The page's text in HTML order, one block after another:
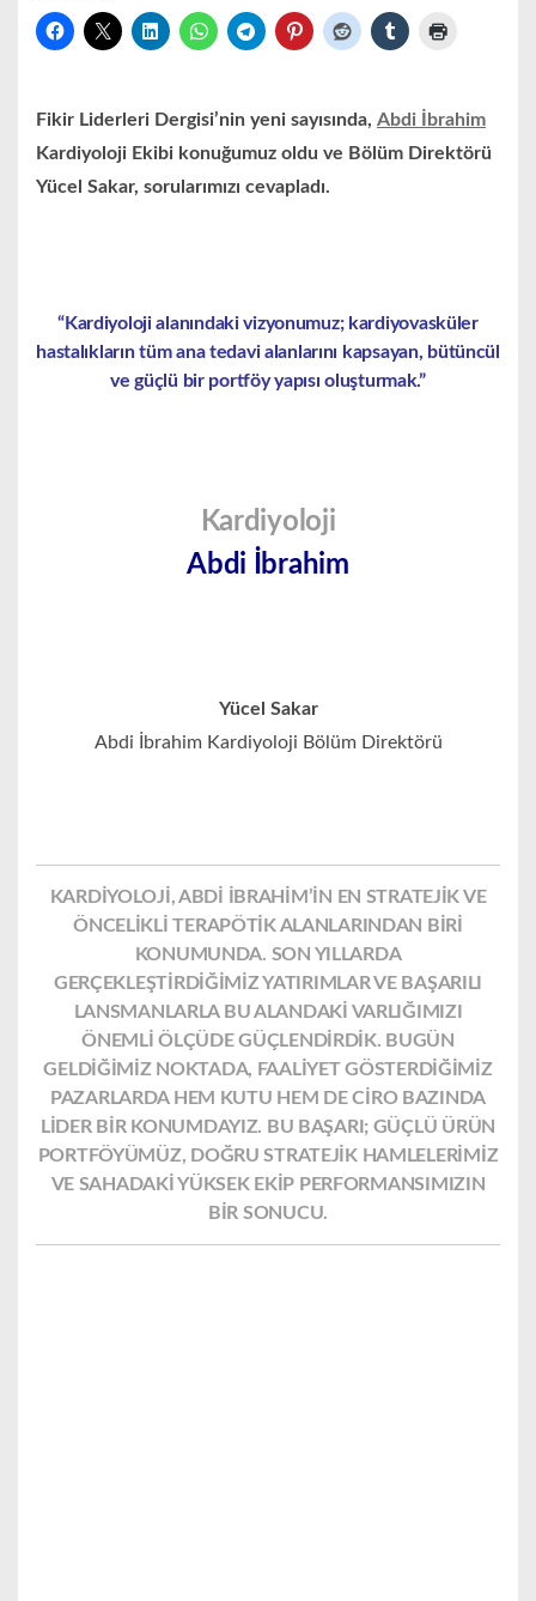
Fikir Liderleri Dergisi’nin yeni sayısında, Abdi İbrahim
Kardiyoloji Ekibi konuğumuz oldu ve Bölüm Direktörü
Yücel Sakar, sorularımızı cevapladı.
“Kardiyoloji alanındaki vizyonumuz; kardiyovasküler
hastalıkların tüm ana tedavi alanlarını kapsayan, bütüncül
ve güçlü bir portföy yapısı oluşturmak.”
Kardiyoloji
Abdi İbrahim
Yücel Sakar
Abdi İbrahim Kardiyoloji Bölüm Direktörü
KARDİYOLOJİ, ABDİ İBRAHİM’İN EN STRATEJİK VE
ÖNCELİKLİ TERAPÖTİK ALANLARINDAN BİRİ
KONUMUNDA. SON YILLARDA
GERÇEKLEŞTİRDİĞİMİZ YATIRIMLAR VE BAŞARILI
LANSMANLARLA BU ALANDAKİ VARLIĞIMIZI
ÖNEMLİ ÖLÇÜDE GÜÇLENDİRDİK. BUGÜN
GELDİĞİMİZ NOKTADA, FAALİYET GÖSTERDİĞİMİZ
PAZARLARDA HEM KUTU HEM DE CİRO BAZINDA
LİDER BİR KONUMDAYIZ. BU BAŞARI; GÜÇLÜ ÜRÜN
PORTFÖYÜMÜZ, DOĞRU STRATEJİK HAMLELERİMİZ
VE SAHADAKİ YÜKSEK EKİP PERFORMANSIMIZIN
BİR SONUCU.